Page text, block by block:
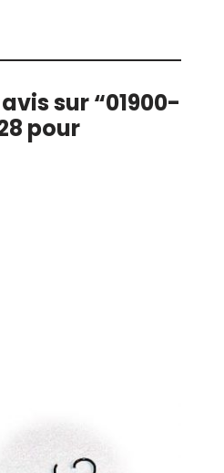
sur “01900-
pour